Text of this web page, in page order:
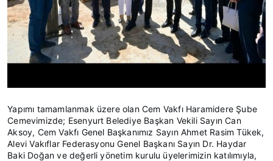
Yapımı tamamlanmak üzere olan Cem Vakfı Haramidere Şube
Cemevimizde; Esenyurt Belediye Başkan Vekili Sayın Can
Aksoy, Cem Vakfı Genel Başkanımız Sayın Ahmet Rasim Tükek,
Alevi Vakıflar Federasyonu Genel Başkanı Sayın Dr. Haydar
Baki Doğan ve değerli yönetim kurulu üyelerimizin katılımıyla,